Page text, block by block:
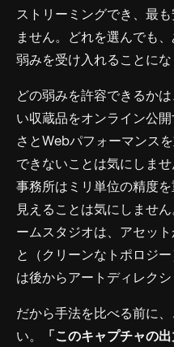
ストリーミングでき、最
ません。どれを選んでも
弱みを受け入れることにな
どの弱みを許容できるか
い収蔵品をオンライン公
さとWebパフォーマンス
できないことは気にしま
事務所はミリ単位の精度
見えることは気にしませ
ームスタジオは、アセッ
と（クリーンなトポロジ
は後からアートディレクシ
だから手法を比べる前に
い。
「このキャプチャの